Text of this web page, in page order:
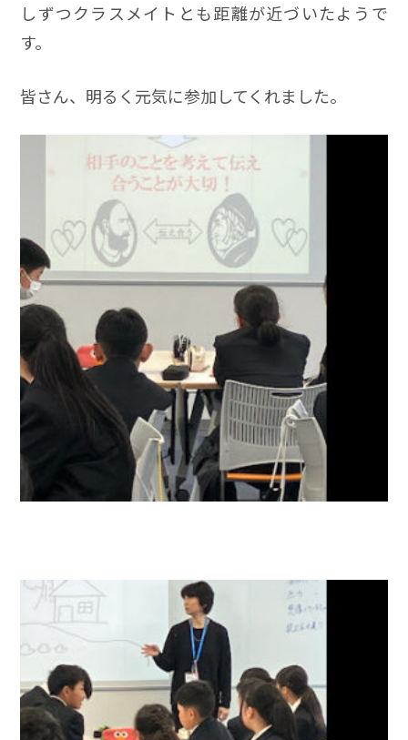
しずつクラスメイトとも距離が近づいたようで
す。
皆さん、明るく元気に参加してくれました。